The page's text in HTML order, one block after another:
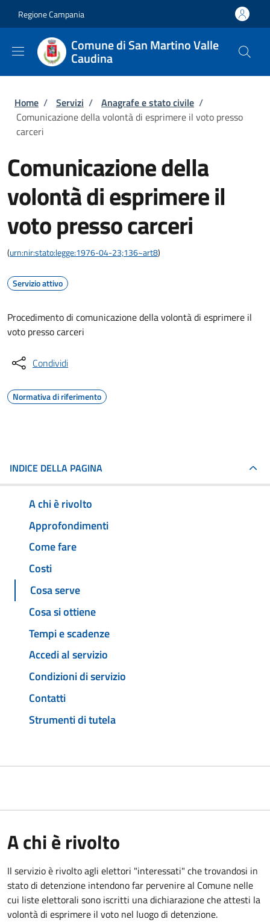
Regione Campania
Comune di San Martino Valle
Caudina
Briciole di pane
Home / Servizi / Anagrafe e stato civile /
Comunicazione della volontà di esprimere il voto presso
carceri
Comunicazione della
volontà di esprimere il
voto presso carceri
(urn:nir:stato:legge:1976-04-23;136~art8)
Servizio attivo
Procedimento di comunicazione della volontà di esprimere il
voto presso carceri
Condividi
Normativa di riferimento
INDICE DELLA PAGINA
A chi è rivolto
Approfondimenti
Come fare
Costi
Cosa serve
Cosa si ottiene
Tempi e scadenze
Accedi al servizio
Condizioni di servizio
Contatti
Strumenti di tutela
A chi è rivolto
Il servizio è rivolto agli elettori "interessati" che trovandosi in
stato di detenzione intendono far pervenire al Comune nelle
cui liste elettorali sono iscritti una dichiarazione che attesti la
volontà di esprimere il voto nel luogo di detenzione.